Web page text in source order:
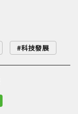
科技發展